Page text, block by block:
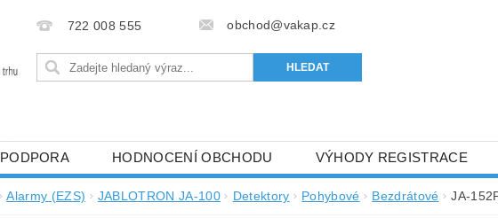
722 008 555 obchod@vakap.cz
PODPORA HODNOCENÍ OBCHODU VÝHODY REGISTRACE
Alarmy (EZS) JABLOTRON JA-100 Detektory Pohybové Bezdrátové JA-